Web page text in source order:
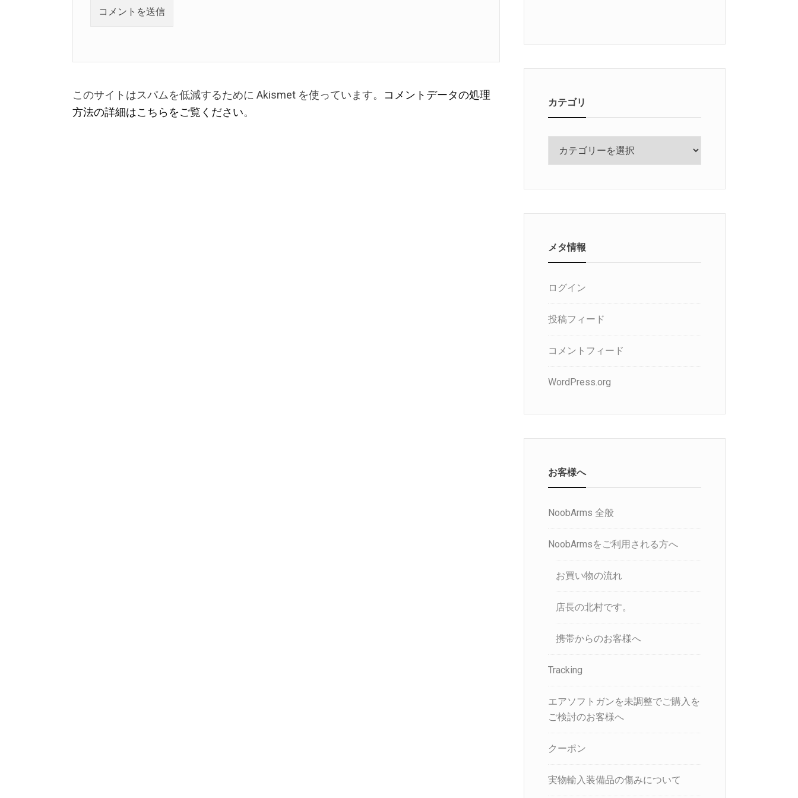
このサイトはスパムを低減するために Akismet を使っています。 コメントデータの処理
方法の詳細はこちらをご覧ください。
カテゴリ
リ
メタ情報
ログイン
投稿フィード
コメントフィード
WordPress.org
お客様へ
NoobArms 全般
NoobArmsをご利用される方へ
お買い物の流れ
店長の北村です。
携帯からのお客様へ
Tracking
エアソフトガンを未調整でご購入を
ご検討のお客様へ
クーポン
実物輸入装備品の傷みについて